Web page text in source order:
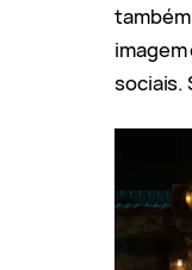
sociais.